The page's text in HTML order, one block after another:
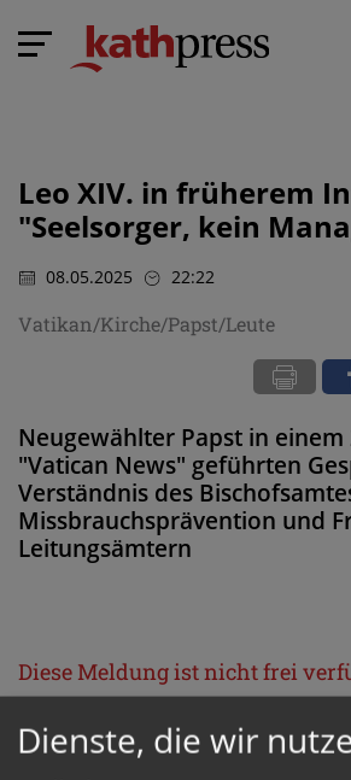
Leo XIV. in früherem
"Seelsorger, kein
08.05.2025 22:22
Vatikan/Kirche/Papst/Leute
Neugewählter Papst in
"Vatican News" geführten
Verständnis des
Missbrauchsprävention und
Leitungsämtern
Diese Meldung ist nicht frei
ProduktKathpress_online.
Dienste, die wir